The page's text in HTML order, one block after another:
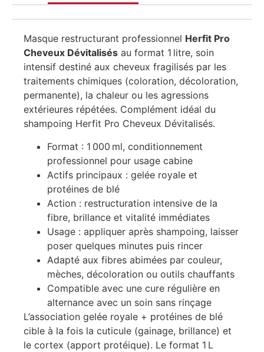
Masque restructurant professionnel Herfit Pro
Cheveux Dévitalisés au format 1 litre, soin
intensif destiné aux cheveux fragilisés par les
traitements chimiques (coloration, décoloration,
permanente), la chaleur ou les agressions
extérieures répétées. Complément idéal du
shampoing Herfit Pro Cheveux Dévitalisés.
Format : 1 000 ml, conditionnement
professionnel pour usage cabine
Actifs principaux : gelée royale et
protéines de blé
Action : restructuration intensive de la
fibre, brillance et vitalité immédiates
Usage : appliquer après shampoing, laisser
poser quelques minutes puis rincer
Adapté aux fibres abimées par couleur,
mèches, décoloration ou outils chauffants
Compatible avec une cure régulière en
alternance avec un soin sans rinçage
L’association gelée royale + protéines de blé
cible à la fois la cuticule (gainage, brillance) et
le cortex (apport protéique). Le format 1 L